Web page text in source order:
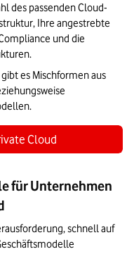
des passenden Cloud-
Ihre angestrebte
und die
es Mischformen aus
Cloud
für Unternehmen
schnell auf